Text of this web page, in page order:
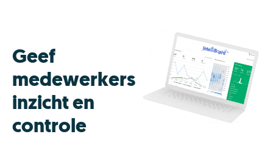
Geef
medewerkers
inzicht en
controle